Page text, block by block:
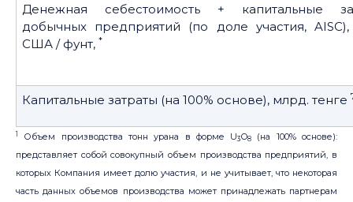
Денежная себестоимость + капитальные
добычных предприятий (по доле участия,
США / фунт, *
Капитальные затраты (на 100% основе), млрд. тенге
1 Объем производства тонн урана в форме U3O8
(на 100% основе):
представляет собой совокупный объем производства предприятий, в
которых Компания имеет долю участия, и не учитывает, что некоторая
часть данных объемов производства может принадлежать партнерам